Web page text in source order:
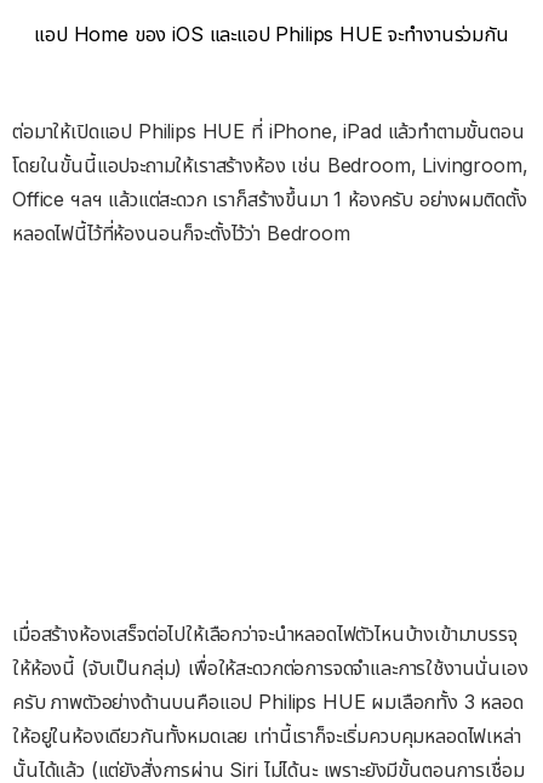
แอป Home ของ iOS และแอป Philips HUE จะทำงานร่วมกัน
ต่อมาให้เปิดแอป Philips HUE ที่ iPhone, iPad แล้วทำตามขั้นตอน
โดยในขั้นนี้แอปจะถามให้เราสร้างห้อง เช่น Bedroom, Livingroom,
Office ฯลฯ แล้วแต่สะดวก เราก็สร้างขึ้นมา 1 ห้องครับ อย่างผมติดตั้ง
หลอดไฟนี้ไว้ที่ห้องนอนก็จะตั้งไว้ว่า Bedroom
เมื่อสร้างห้องเสร็จต่อไปให้เลือกว่าจะนำหลอดไฟตัวไหนบ้างเข้ามาบรรจุ
ให้ห้องนี้ (จับเป็นกลุ่ม) เพื่อให้สะดวกต่อการจดจำและการใช้งานนั่นเอง
ครับ ภาพตัวอย่างด้านบนคือแอป Philips HUE ผมเลือกทั้ง 3 หลอด
ให้อยู่ในห้องเดียวกันทั้งหมดเลย เท่านี้เราก็จะเริ่มควบคุมหลอดไฟเหล่า
นั้นได้แล้ว (แต่ยังสั่งการผ่าน Siri ไม่ได้นะ เพราะยังมีขั้นตอนการเชื่อม